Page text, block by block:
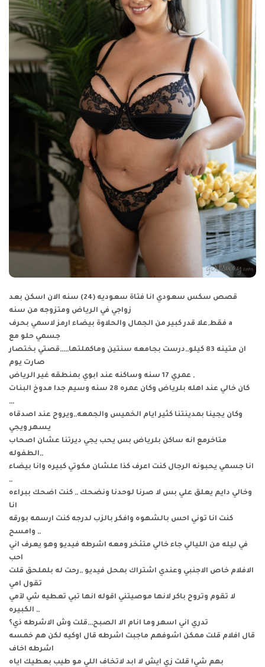
قصص سكس سعودي
انا فتاة سعوديه (24) سنه الان اسكن بعد
زواجي في الرياض ومتزوجه من سنه
فقط,علا قدر كبير من الجمال والحلاوة بيضاء ارمز لاسمي بحرف a
جسمي حلو مع
ان متينه 83 كيلو,,درست بجامعه سنتين وماكملتها,,,,,قصتي بختصار
صارت يوم
عمري 17 سنه وساكنه عند ابوي بمنطقه غير الرياض ,
كان خالي عند اهله بلرياض وكان عمره 28 سنه وسيم جدا مدوخ البنات
,,,
وكان يجينا بمدينتنا كثير ايام الخميس والجمعه,,ويروح عند اصدقاه
يسهر ويجي
متاخرمع انه ساكن بلرياض بس يحب يجي ديرتنا عشان اصحاب
الطفوله,,
انا جسمي يحبونه الرجال كنت اعرف كذا علشان مكوتي كبيره وانا بيضاء
,,
وخالي دايم يعلق علي بس لا صرنا لوحدنا ونضحك ,, كنت اضحك ببراءه
انا
كنت انا توني احس بالشهوه وافكر بالزب لدرجه كنت ارسمه بورقه
وامسح ,,
في ليله من الليالي جاء خالي متئخر ومعه اشرطه فيديو وهو يعرف اني
احب
الافلام خاص الاجنبي وعندي اشتراك بمحل فيديو ,,رحت له بلملحق قلت
تقول امي
لا تقوم وتروح باكر لانها موصيتني اقوله انها تبي تعطيه شي لآمي
الكبيره ,,
تدري اني اسهر وما انام الا الصبح,,,قلت وش الاشرطه ذي؟
قال افلام قلت ممكن اشوفهم ماجبت اشرطه قال اوكيه لكن هم خمسه
اشرطه اخاف
بهم شي! قلت زي ايش لا ابد لاتخاف اللي مو طيب بعطيك اياه